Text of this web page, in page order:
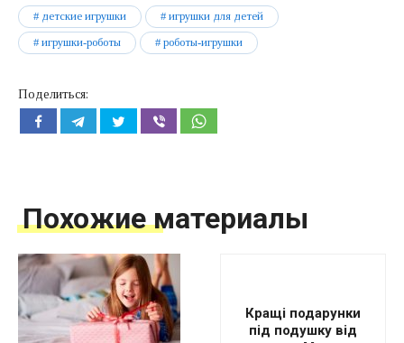
детские игрушки игрушки для детей
игрушки-роботы роботы-игрушки
Поделиться:
Похожие материалы
Кращі подарунки
під подушку від